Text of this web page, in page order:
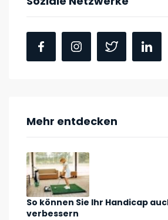
Mehr entdecken
So können Sie Ihr Handicap
verbessern